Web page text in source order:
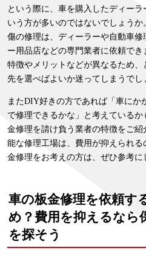
という際に、車を購入したディー
いう方が多いのではないでしょう
傷の修理は、ディーラーや自動車
ー用品店などの専門業者に依頼で
特徴やメリットなどが異なるため
先を選べばよいか迷ってしまうでし
またDIY好きの方であれば「車にか
で修理できるかな」と考えている
金修理を請け負う業者の特徴をご
能な修理工場は、費用が抑えられ
金修理をお考えの方は、ぜひ参考に
車の板金修理を依頼す
め？費用を抑えるなら
を探そう